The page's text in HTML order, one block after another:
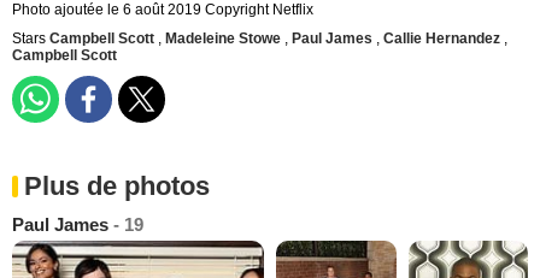
Photo ajoutée le 6 août 2019 Copyright Netflix
Stars Campbell Scott , Madeleine Stowe , Paul James , Callie Hernandez ,
Campbell Scott
Plus de photos
Paul James - 19